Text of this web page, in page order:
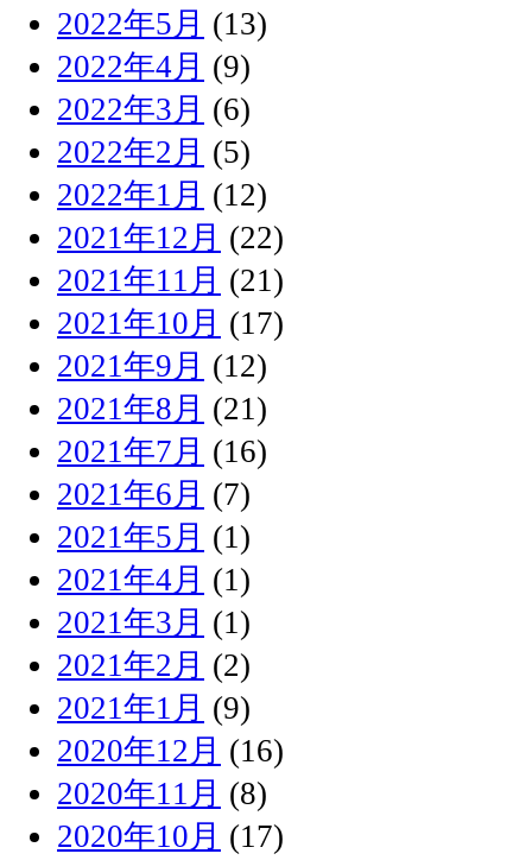
2022年5月 (13)
2022年4月 (9)
2022年3月 (6)
2022年2月 (5)
2022年1月 (12)
2021年12月 (22)
2021年11月 (21)
2021年10月 (17)
2021年9月 (12)
2021年8月 (21)
2021年7月 (16)
2021年6月 (7)
2021年5月 (1)
2021年4月 (1)
2021年3月 (1)
2021年2月 (2)
2021年1月 (9)
2020年12月 (16)
2020年11月 (8)
2020年10月 (17)